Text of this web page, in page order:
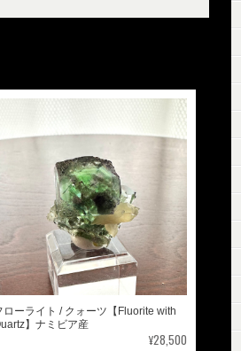
ローライト / クォーツ【Fluorite with
】ナミビア産
¥28,500